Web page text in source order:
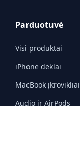
Parduotuvė
Visi produktai
iPhone dėklai
MacBook įkrovikliai
Audio ir AirPods